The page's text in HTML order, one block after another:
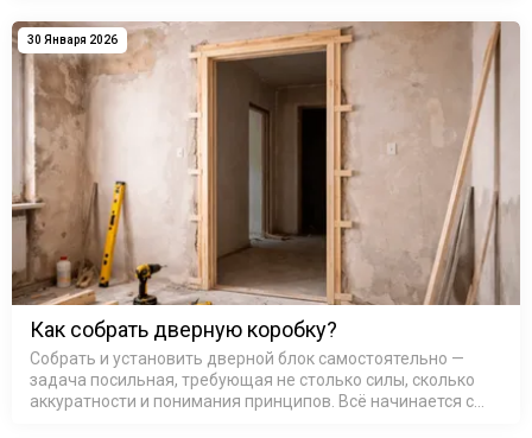
чёрного с шоколадны…
30 Января 2026
Как собрать дверную коробку?
Собрать и установить дверной блок самостоятельно —
задача посильная, требующая не столько силы, сколько
аккуратности и понимания принципов. Всё начинается с